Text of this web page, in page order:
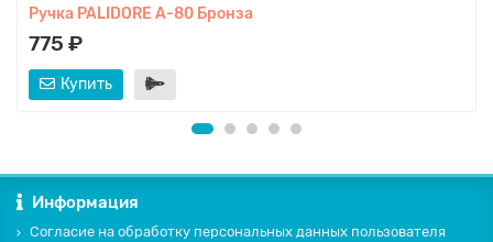
Ручка PALIDORE A-80 Бронза
775 ₽
Купить
Информация
Согласие на обработку персональных данных пользователя